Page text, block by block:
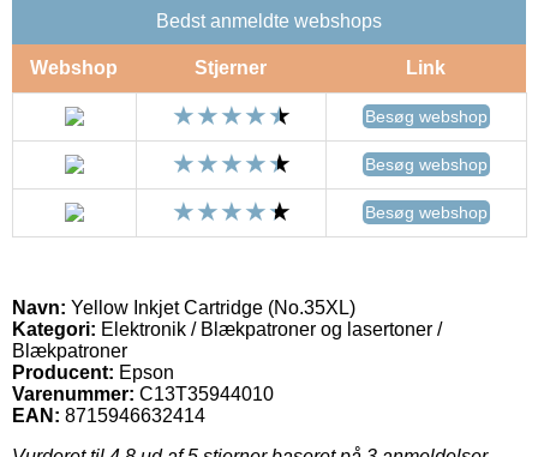
Bedst anmeldte webshops
Webshop Stjerner Link
Besøg webshop
Besøg webshop
Besøg webshop
Navn: Yellow Inkjet Cartridge (No.35XL)
Kategori: Elektronik / Blækpatroner og lasertoner /
Blækpatroner
Producent: Epson
Varenummer: C13T35944010
EAN: 8715946632414